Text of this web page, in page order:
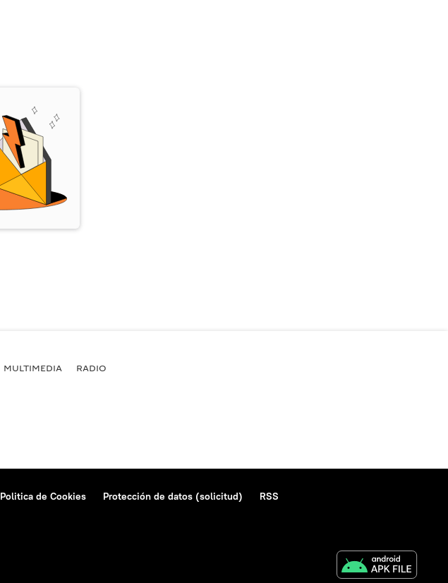
MULTIMEDIA RADIO
Politica de Cookies Protección de datos (solicitud)
RSS